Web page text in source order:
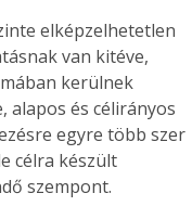
elképzelhetetlen
van kitéve,
kerülnek
alapos és célirányos
egyre több szer
célra készült
szempont.